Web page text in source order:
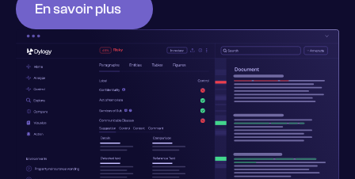
Contactez-nous
contact@dylogy.com
En savoir plus